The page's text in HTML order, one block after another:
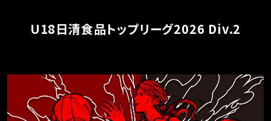
U18日清食品トップリーグ2026 Div.2